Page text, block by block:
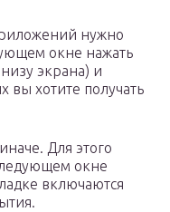
нужно
окне нажать
экрана) и
вы хотите получать
Для этого
окне
включаются